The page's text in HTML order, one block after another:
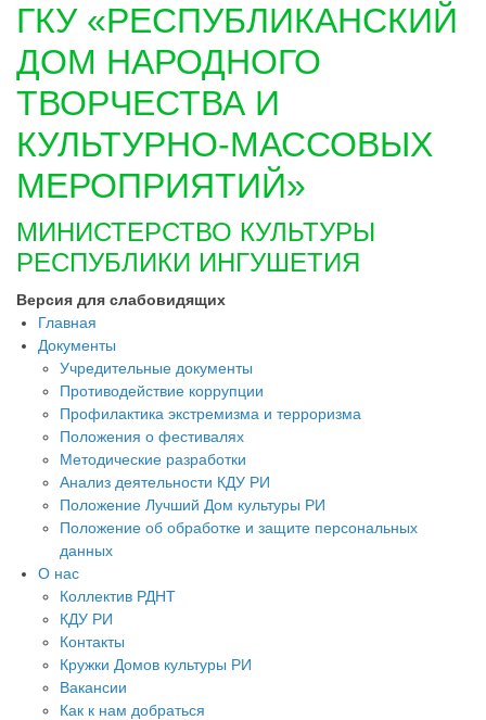
ГКУ «РЕСПУБЛИКАНСКИЙ
ДОМ НАРОДНОГО
ТВОРЧЕСТВА И
КУЛЬТУРНО-МАССОВЫХ
МЕРОПРИЯТИЙ»
МИНИСТЕРСТВО КУЛЬТУРЫ
РЕСПУБЛИКИ ИНГУШЕТИЯ
Версия для слабовидящих
Главная
Документы
Учредительные документы
Противодействие коррупции
Профилактика экстремизма и терроризма
Положения о фестивалях
Методические разработки
Анализ деятельности КДУ РИ
Положение Лучший Дом культуры РИ
Положение об обработке и защите персональных
данных
О нас
Коллектив РДНТ
КДУ РИ
Контакты
Кружки Домов культуры РИ
Вакансии
Как к нам добраться